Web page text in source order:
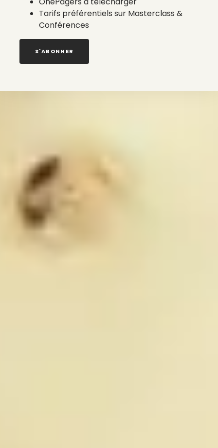
Tarifs préférentiels sur Masterclass &
Conférences
S'ABONNER